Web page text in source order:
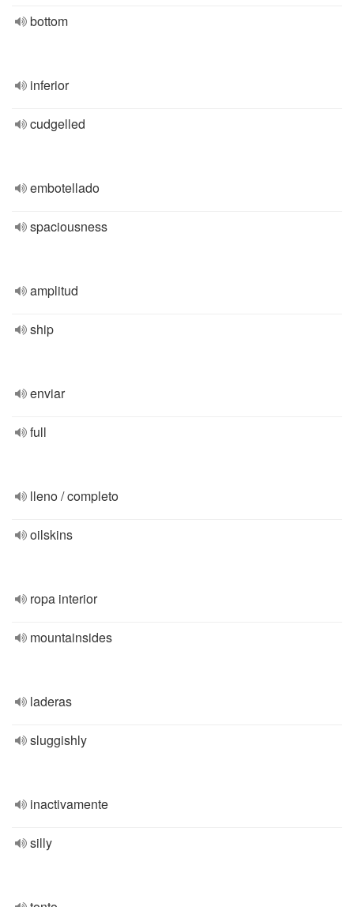
bottom
inferior
cudgelled
embotellado
spaciousness
amplitud
ship
enviar
full
lleno / completo
oilskins
ropa interior
mountainsides
laderas
sluggishly
inactivamente
silly